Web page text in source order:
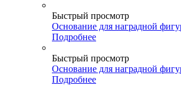
Быстрый просмотр
Основание для наградной
Подробнее
Быстрый просмотр
Основание для наградной
Подробнее